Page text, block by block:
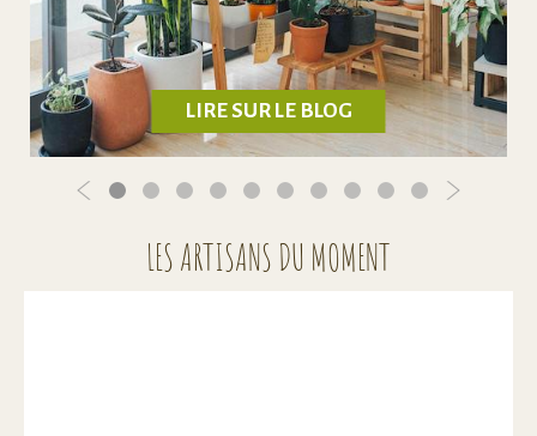
LIRE SUR LE BLOG
LES ARTISANS DU MOMENT